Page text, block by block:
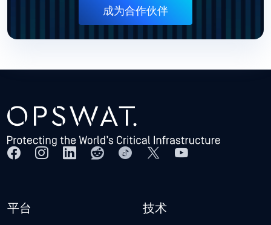
成为合作伙伴
平台 技术